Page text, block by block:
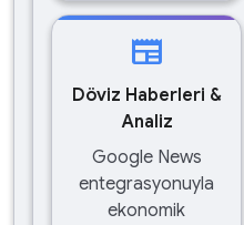
newspaper
Döviz Haberleri &
Analiz
Google News
entegrasyonuyla
ekonomik